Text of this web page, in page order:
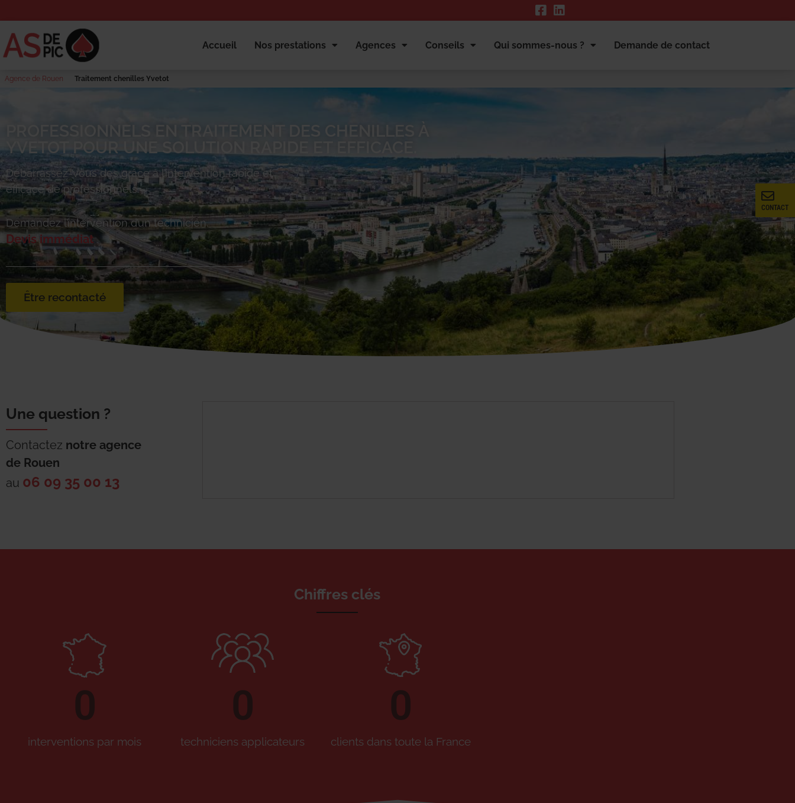
Accueil Nos prestations Agences Conseils Qui sommes-nous ? Demande de contact
Agence de Rouen Traitement chenilles Yvetot
CONTACT
PROFESSIONNELS EN TRAITEMENT DES CHENILLES À
YVETOT POUR UNE SOLUTION RAPIDE ET EFFICACE.
Débarrassez-vous desgrâce à l’intervention rapide et
efficace de professionnels.
Demandez l’intervention d’un technicien.
Devis immédiat
Être recontacté
Une question ?
Contactez notre agence
de Rouen
au 06 09 35 00 13
Chiffres clés
interventions par mois
0
techniciens applicateurs
0
clients dans toute la France
0